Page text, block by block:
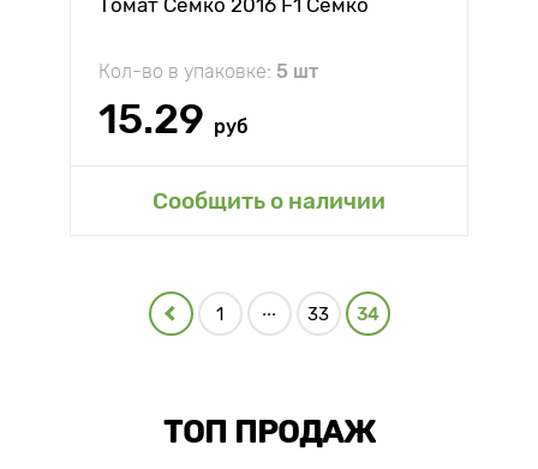
Томат Семко 2016 F1 Семко
Кол-во в упаковке: 5 шт
15.29 руб
Сообщить о наличии
1 ... 33 34
ТОП ПРОДАЖ